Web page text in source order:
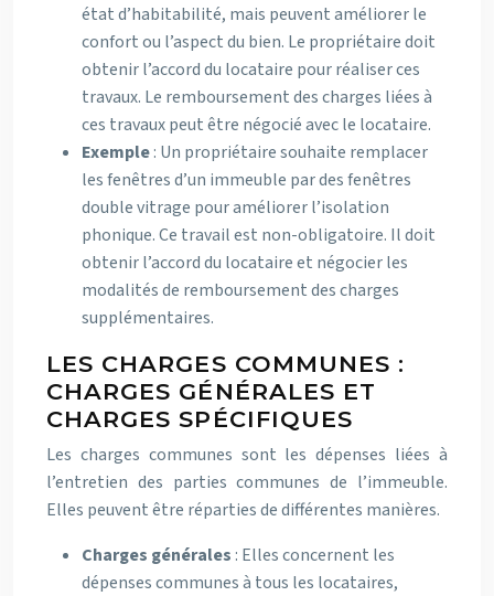
état d’habitabilité, mais peuvent améliorer le
confort ou l’aspect du bien. Le propriétaire doit
obtenir l’accord du locataire pour réaliser ces
travaux. Le remboursement des charges liées à
ces travaux peut être négocié avec le locataire.
Exemple: Un propriétaire souhaite remplacer
les fenêtres d’un immeuble par des fenêtres
double vitrage pour améliorer l’isolation
phonique. Ce travail est non-obligatoire. Il doit
obtenir l’accord du locataire et négocier les
modalités de remboursement des charges
supplémentaires.
LES CHARGES COMMUNES :
CHARGES GÉNÉRALES ET
CHARGES SPÉCIFIQUES
Les charges communes sont les dépenses liées à
l’entretien des parties communes de l’immeuble.
Elles peuvent être réparties de différentes manières.
Charges générales : Elles concernent les
dépenses communes à tous les locataires,